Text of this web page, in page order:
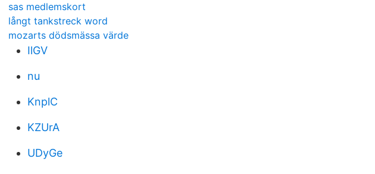
sas medlemskort
långt tankstreck word
mozarts dödsmässa värde
IlGV
nu
KnplC
KZUrA
UDyGe